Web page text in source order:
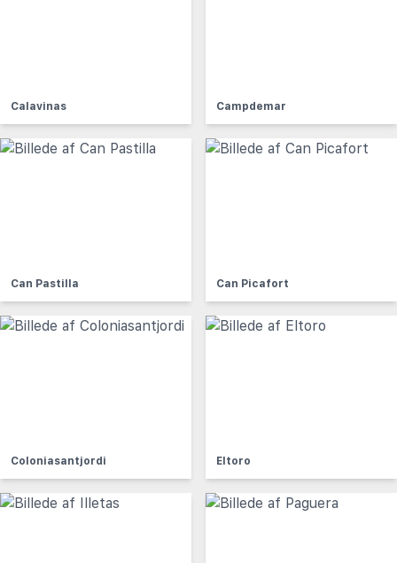
Calavinas Campdemar
Can Pastilla Can Picafort
Coloniasantjordi Eltoro